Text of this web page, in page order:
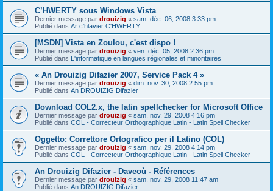
C’HWERTY sous Windows Vista
Dernier message par drouizig « sam. déc. 06, 2008 3:33 pm
Publié dans Ar c'hlavier C'HWERTY
[MSDN] Vista en Zoulou, c'est dispo !
Dernier message par drouizig « ven. déc. 05, 2008 2:36 pm
Publié dans L'informatique en langues régionales et minoritaires
« An Drouizig Difazier 2007, Service Pack 4 »
Dernier message par drouizig « dim. nov. 30, 2008 2:55 pm
Publié dans An DROUIZIG Difazier
Download COL2.x, the latin spellchecker for Microsoft Office
Dernier message par drouizig « sam. nov. 29, 2008 4:16 pm
Publié dans COL - Correcteur Orthographique Latin - Latin Spell Checker
Oggetto: Correttore Ortografico per il Latino (COL)
Dernier message par drouizig « sam. nov. 29, 2008 4:14 pm
Publié dans COL - Correcteur Orthographique Latin - Latin Spell Checker
An Drouizig Difazier - Daveoù - Références
Dernier message par drouizig « sam. nov. 29, 2008 11:47 am
Publié dans An DROUIZIG Difazier